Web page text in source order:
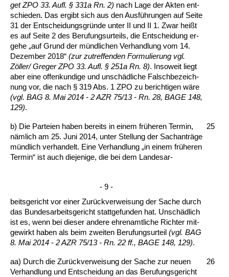
get ZPO 33. Aufl. § 331a Rn. 2) nach La­ge der Ak­ten ent­
schie­den. Das er­gibt sich aus den Ausführun­gen auf Sei­te
31 der Ent­schei­dungs­gründe un­ter II und II 1. Zwar heißt
es auf Sei­te 2 des Be­ru­fungs­ur­teils, die Ent­schei­dung er­
ge­he „auf Grund der münd­li­chen Ver­hand­lung vom 14.
De­zem­ber 2018“ (zur zu­tref­fen­den For­mu­lie­rung vgl.
Zöller/ Gre­ger ZPO 33. Aufl. § 251a Rn. 8). In­so­weit liegt
aber ei­ne of­fen­kun­di­ge und unschädli­che Falsch­be­zeich­
nung vor, die nach § 319 Abs. 1 ZPO zu be­rich­ti­gen wäre
(vgl. BAG 8. Mai 2014 - 2 AZR 75/13 - Rn. 28, BA­GE 148,
129).
b) Die Par­tei­en ha­ben be­reits in ei­nem frühe­ren Ter­min,
nämlich am 25. Ju­ni 2014, un­ter Stel­lung der Sach­anträge
münd­lich ver­han­delt. Ei­ne Ver­hand­lung „in ei­nem frühe­ren
Ter­min“ ist auch die­je­ni­ge, die bei dem Lan­de­sar-
- 9 -
beits­ge­richt vor ei­ner Zurück­ver­wei­sung der Sa­che durch
das Bun­des­ar­beits­ge­richt statt­ge­fun­den hat. Unschädlich
ist es, wenn bei die­ser an­de­re eh­ren­amt­li­che Rich­ter mit­
ge­wirkt ha­ben als beim zwei­ten Be­ru­fungs­ur­teil (vgl. BAG
8. Mai 2014 - 2 AZR 75/13 - Rn. 22 ff., BA­GE 148, 129).
25
aa) Durch die Zurück­ver­wei­sung der Sa­che zur neu­en
Ver­hand­lung und Ent­schei­dung an das Be­ru­fungs­ge­richt
26